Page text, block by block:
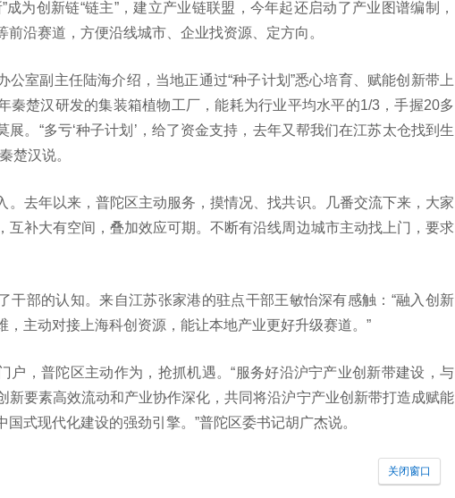
成为创新链“链主”，建立产业链联盟，今年起还启动了产业图谱编制，
沿赛道，方便沿线城市、企业找资源、定方向。
室副主任陆海介绍，当地正通过“种子计划”悉心培育、赋能创新带上
秦楚汉研发的集装箱植物工厂，能耗为行业平均水平的1/3，手握20多
展。“多亏‘种子计划’，给了资金支持，去年又帮我们在江苏太仓找到生
楚汉说。
去年以来，普陀区主动服务，摸情况、找共识。几番交流下来，大家
互补大有空间，叠加效应可期。不断有沿线周边城市主动找上门，要求
部的认知。来自江苏张家港的驻点干部王敏怡深有感触：“融入创新
，主动对接上海科创资源，能让本地产业更好升级赛道。”
，普陀区主动作为，抢抓机遇。“服务好沿沪宁产业创新带建设，与
新要素高效流动和产业协作深化，共同将沿沪宁产业创新带打造成赋能
式现代化建设的强劲引擎。”普陀区委书记胡广杰说。
关闭窗口